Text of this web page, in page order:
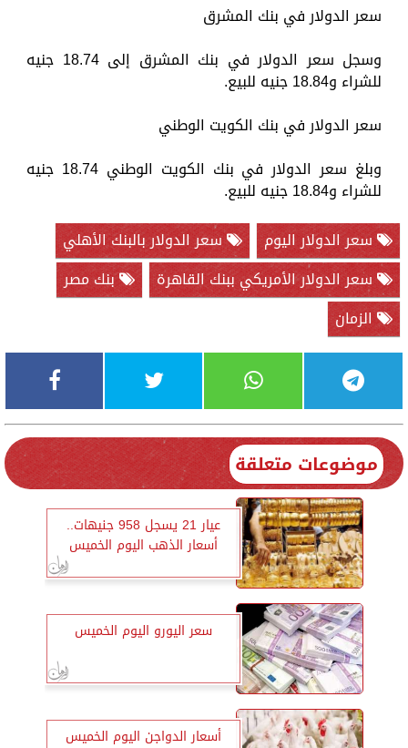
سعر الدولار في بنك المشرق
وسجل سعر الدولار في بنك المشرق إلى 18.74 جنيه
للشراء و18.84 جنيه للبيع.
سعر الدولار في بنك الكويت الوطني
وبلغ سعر الدولار في بنك الكويت الوطني 18.74 جنيه
للشراء و18.84 جنيه للبيع.
سعر الدولار اليوم
سعر الدولار بالبنك الأهلي
سعر الدولار الأمريكي ببنك القاهرة
بنك مصر
الزمان
موضوعات متعلقة
عيار 21 يسجل 958 جنيهات..
أسعار الذهب اليوم الخميس
سعر اليورو اليوم الخميس
أسعار الدواجن اليوم الخميس